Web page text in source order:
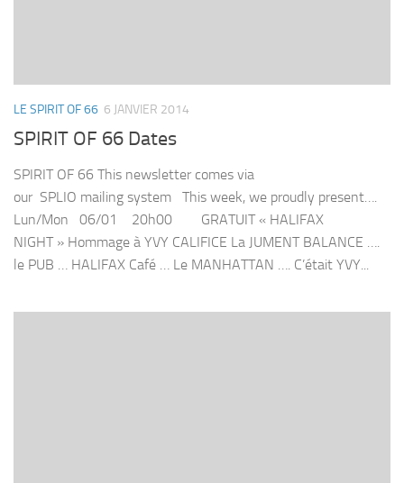
LE SPIRIT OF 66 6 JANVIER 2014
SPIRIT OF 66 Dates
SPIRIT OF 66 This newsletter comes via
our SPLIO mailing system This week, we proudly present….
Lun/Mon 06/01 20h00 GRATUIT « HALIFAX
NIGHT » Hommage à YVY CALIFICE La JUMENT BALANCE ….
le PUB … HALIFAX Café … Le MANHATTAN …. C’était YVY...